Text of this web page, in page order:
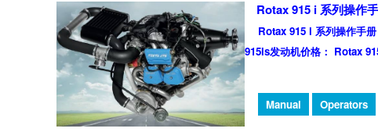
Rotax 915 i 系列操作
Rotax 915 i 系列操作手
915is发动机价格： Rotax
Manual Operators